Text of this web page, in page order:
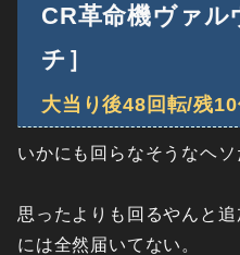
CR革命機ヴァル
チ］
大当り後48回転/残10
いかにも回らなそうなヘ
思ったよりも回るやんと
には全然届いてない。